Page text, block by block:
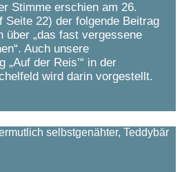
Stimme erschien am 26.
Seite 22) der folgende Beitrag
über „das fast vergessene
Auch unsere
„Auf der Reis’“ in der
wird darin vorgestellt.